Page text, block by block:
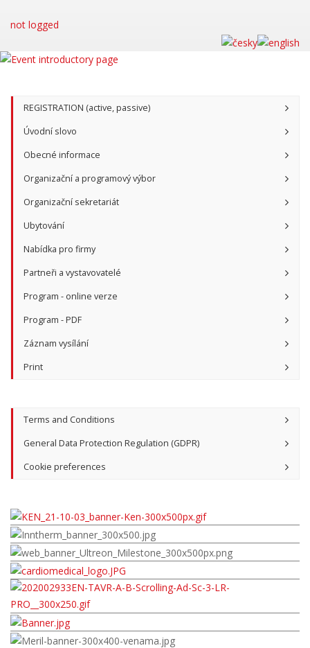
not logged
REGISTRATION (active, passive)
Úvodní slovo
Obecné informace
Organizační a programový výbor
Organizační sekretariát
Ubytování
Nabídka pro firmy
Partneři a vystavovatelé
Program - online verze
Program - PDF
Záznam vysílání
Print
Terms and Conditions
General Data Protection Regulation (GDPR)
Cookie preferences